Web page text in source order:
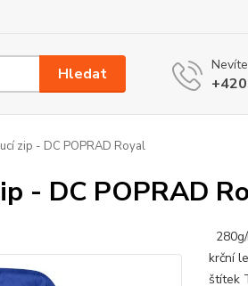
Hledat
zip - DC POPRAD Royal
- DC POPRAD
krční
štítek